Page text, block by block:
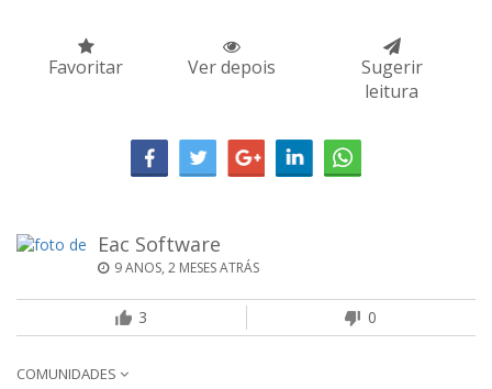
Favoritar Ver depois
Sugerir
leitura
Eac Software
9 ANOS, 2 MESES ATRÁS
3 0
COMUNIDADES